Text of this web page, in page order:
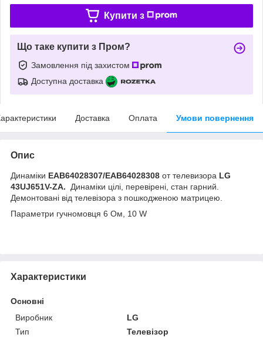
Купити з
Що таке купити з Пром?
Замовлення під захистом
Доступна доставка
Доставка Оплата Умови повернення
Опис
Динаміки EAB64028307/EAB64028308 от телевизора LG
43UJ651V-ZA.
Динаміки цілі, перевірені, стан гарний.
Демонтовані від телевізора з пошкодженою матрицею.
Параметри гучномовця 6 Ом, 10 W
Характеристики
Основні
Виробник
LG
Тип
Телевізор